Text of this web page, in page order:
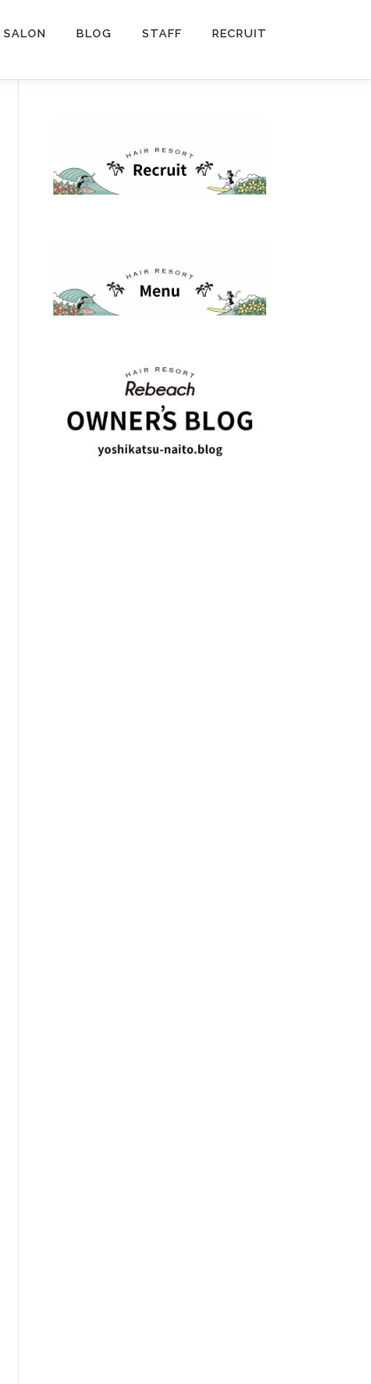
SALON BLOG STAFF RECRUIT